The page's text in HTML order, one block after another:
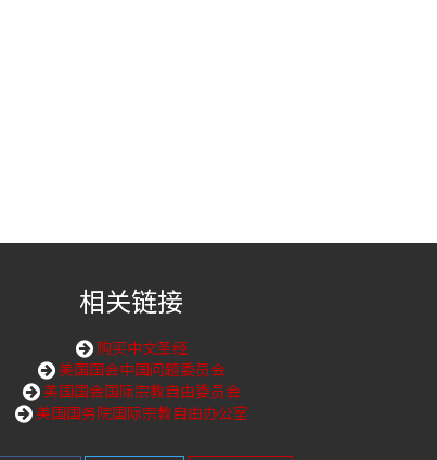
相关链接
购买中文圣经
美国国会中国问题委员会
美国国会国际宗教自由委员会
美国国务院国际宗教自由办公室